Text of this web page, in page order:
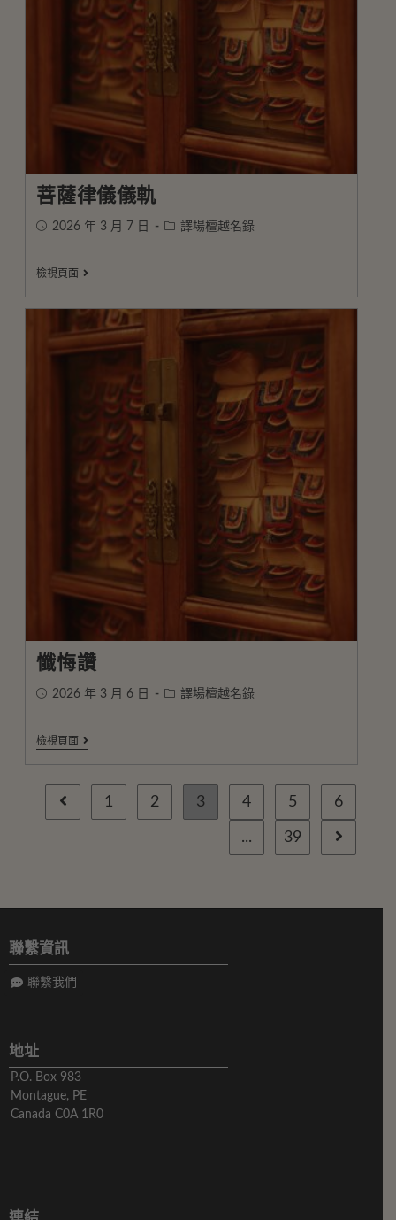
菩薩律儀儀軌
2026 年 3 月 7 日 譯場檀越名錄
檢視頁面
懺悔讚
2026 年 3 月 6 日 譯場檀越名錄
檢視頁面
1 2 3 4 5 6
... 39
聯繫資訊
聯繫我們
地址
P.O. Box 983
Montague, PE
Canada C0A 1R0